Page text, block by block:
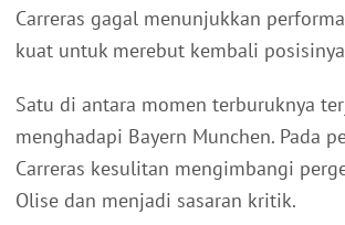
Carreras gagal menunjukkan
kuat untuk merebut kembali
Satu di antara momen terburuknya
menghadapi Bayern Munchen. Pada
Carreras kesulitan mengimbangi
Olise dan menjadi sasaran kritik.